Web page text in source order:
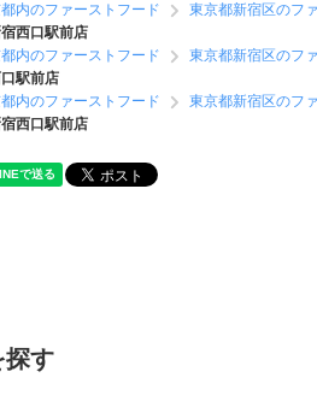
内のファーストフード
東京都新宿区のフ
西口駅前店
内のファーストフード
東京都新宿区のフ
駅前店
内のファーストフード
東京都新宿区のフ
西口駅前店
探す